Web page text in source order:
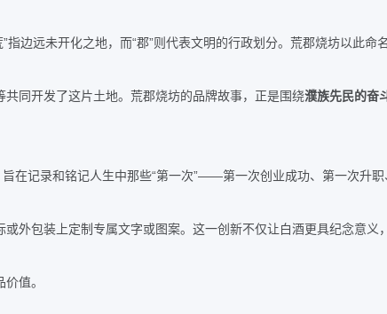
”指边远未开化之地，而“郡”则代表文明的行政划分。荒郡烧坊以此命
同开发了这片土地。荒郡烧坊的品牌故事，正是围绕濮族先民的奋
旨在记录和铭记人生中那些“第一次”——第一次创业成功、第一次升
外包装上定制专属文字或图案。这一创新不仅让白酒更具纪念意义
值。